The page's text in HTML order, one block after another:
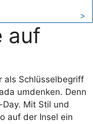
>
auf
als Schlüsselbegriff
umdenken. Denn
Mit Stil und
auf der Insel ein